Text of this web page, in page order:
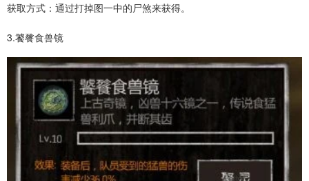
获取方式：通过打掉图一中的尸煞来获得。
3.饕餮食兽镜